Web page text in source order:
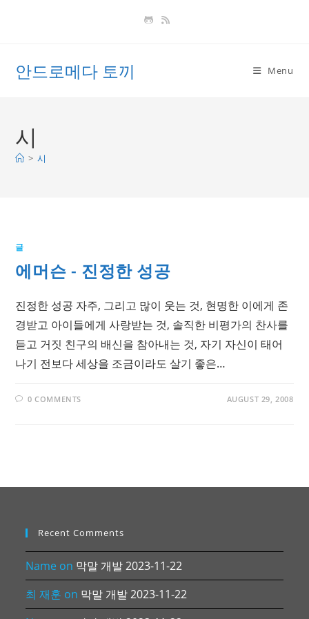
안드로메다 토끼 Menu
시
> 시
글
에머슨 - 진정한 성공
진정한 성공 자주, 그리고 많이 웃는 것, 현명한 이에게 존
경받고 아이들에게 사랑받는 것, 솔직한 비평가의 찬사를
듣고 거짓 친구의 배신을 참아내는 것, 자기 자신이 태어
나기 전보다 세상을 조금이라도 살기 좋은…
0 COMMENTS AUGUST 29, 2008
Recent Comments
Name on 막말 개발 2023-11-22
최 재훈 on 막말 개발 2023-11-22